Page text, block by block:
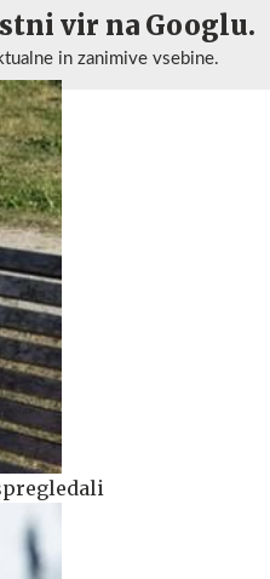
vir na Googlu.
in zanimive vsebine.